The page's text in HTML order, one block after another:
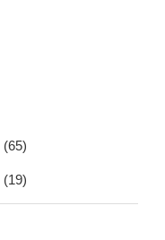
(65)
(19)